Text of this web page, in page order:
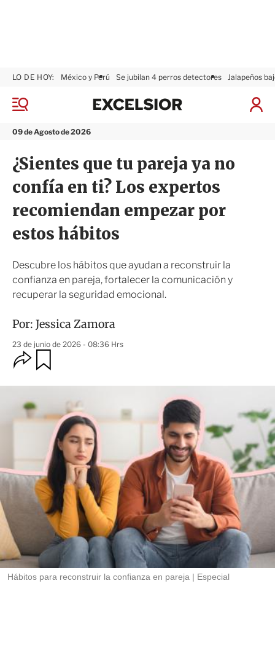
M
n
09 de Agosto de 2026
LO DE HOY: México y Perú Se jubilan 4 perros detectores Jalapeños
I
x
i
r
¿Sientes que tu pareja ya no
confía en ti? Los expertos
recomiendan empezar por
estos hábitos
Descubre los hábitos que ayudan a reconstruir la
confianza en pareja, fortalecer la comunicación y
recuperar la seguridad emocional.
Por: Jessica Zamora
23 de junio de 2026 - 08:36 Hrs
O
p
i
o
n
e
c
o
m
p
i
r
r
r
Hábitos para reconstruir la confianza en pareja Especial